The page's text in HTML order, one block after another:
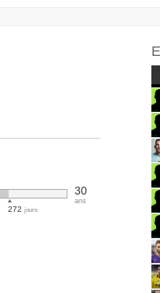
272 jours
30
ans